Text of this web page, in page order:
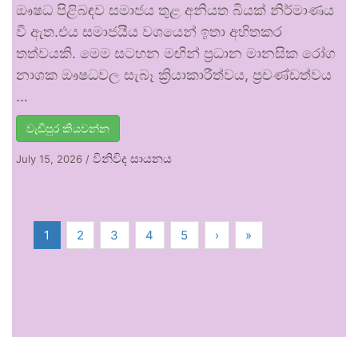
ඖෂධ පිළිබඳව සමාජය තුළ අනියත බියක් නිර්මාණය
වී ඇත.එය සමාජයීය වශයෙන් ඉතා අහිතකර
තත්වයකි. මෙම සටහන මඟින් ප්‍රධාන මානසික රෝග
නාශක ඖෂධවල සැබෑ ක්‍රියාකාරීත්වය, ප්‍රචණ්ඩත්වය
…
වැඩිපුර කියවන්න
July 15, 2026 / විනිවිද සායනය
1 2 3 4 5 › »